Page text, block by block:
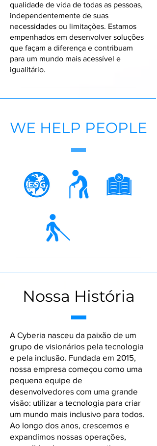
qualidade de vida de todas as pessoas,
independentemente de suas
necessidades ou limitações. Estamos
empenhados em desenvolver soluções
que façam a diferença e contribuam
para um mundo mais acessível e
igualitário.
WE HELP PEOPLE
Nossa História
A Cyberia nasceu da paixão de um
grupo de visionários pela tecnologia
e pela inclusão. Fundada em 2015,
nossa empresa começou como uma
pequena equipe de
desenvolvedores com uma grande
visão: utilizar a tecnologia para criar
um mundo mais inclusivo para todos.
Ao longo dos anos, crescemos e
expandimos nossas operações,